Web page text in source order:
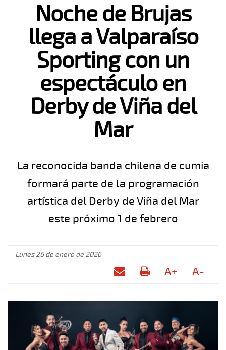
Noche de Brujas
llega a Valparaíso
Sporting con un
espectáculo en
Derby de Viña del
Mar
La reconocida banda chilena de cumia
formará parte de la programación
artística del Derby de Viña del Mar
este próximo 1 de febrero
Lunes 26 de enero de 2026
A+ A-